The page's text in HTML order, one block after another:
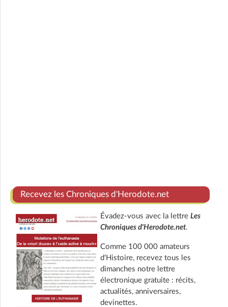
Recevez les Chroniques d'Herodote.net
Évadez-vous avec la lettre Les
Chroniques d'Herodote.net.
Comme 100 000 amateurs
d'Histoire, recevez tous les
dimanches notre lettre
électronique gratuite : récits,
actualités, anniversaires,
devinettes.